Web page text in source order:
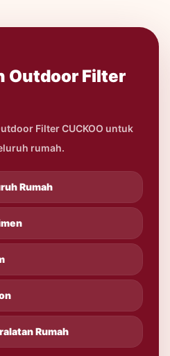
Outdoor Filter
Filter CUCKOO untuk
rumah.
Rumah
Rumah